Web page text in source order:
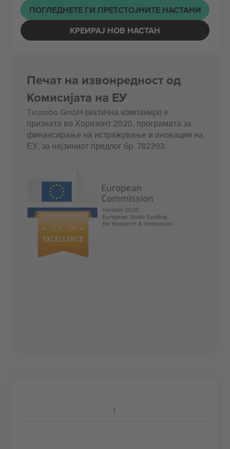
ПОГЛЕДНЕТЕ ГИ ПРЕТСТОЈНИТЕ НАСТАНИ
КРЕИРАЈ НОВ НАСТАН
Печат на извонредност од
Комисијата на ЕУ
Ticombo GmbH (матична компанија) е
призната во Хоризонт 2020, програмата за
финансирање на истражување и иновации на
ЕУ, за нејзиниот предлог бр. 782393.